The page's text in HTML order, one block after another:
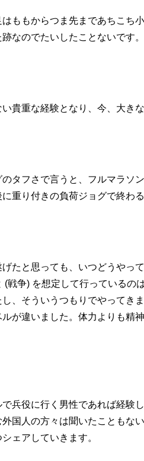
ももからつま先まであちこち
なのでたいしたことないです。
貴重な経験となり、今、大き
のタフさで言うと、フルマラソ
重り付きの負荷ジョグで終わる
たと思っても、いつどうやっ
(戦争) を想定して行っているの
し、そういうつもりでやってき
が違いました。体力よりも精
で兵役に行く男性であれば経験
国人の方々は聞いたこともな
シェアしていきます。